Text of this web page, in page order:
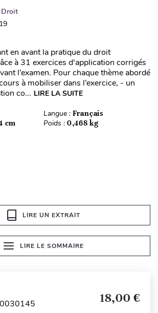
Droit
en avant la pratique du droit
à 31 exercices d'application corrigés
l’examen. Pour chaque thème abordé
à mobiliser dans l’exercice, - un
co... LIRE LA SUITE
Langue : Français
cm Poids : 0,468 kg
LIRE UN EXTRAIT
LIRE LE SOMMAIRE
18,00 €